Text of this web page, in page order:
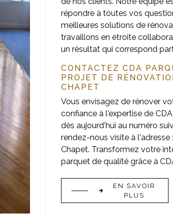
répondre à toutes vos
meilleures solutions de
travaillons en étroite
un résultat qui correspond
CONTACTEZ CDA
PROJET DE
CHAPET
Vous envisagez de rénover
confiance à l'expertise de
dès aujourd'hui au numéro
rendez-nous visite à l'adresse
Chapet. Transformez votre
parquet de qualité grâce à
EN SAVOIR
PLUS